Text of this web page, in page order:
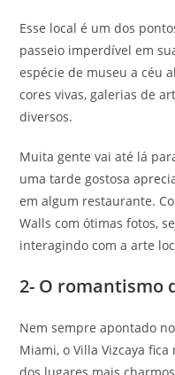
Esse local é um dos
passeio imperdível em
espécie de museu a céu
cores vivas, galerias de
diversos.
Muita gente vai até lá
uma tarde gostosa
em algum restaurante.
Walls com ótimas fotos,
interagindo com a arte
2- O romantismo
Nem sempre apontado
Miami, o Villa Vizcaya